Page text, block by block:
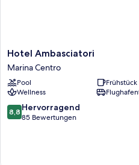
Hotel
Ambasciatori
Marina
Centro
Hotel Ambasciatori
Marina Centro
Pool
Wellness
8.8
von
8,8 Hervorragend
85 Bewertungen